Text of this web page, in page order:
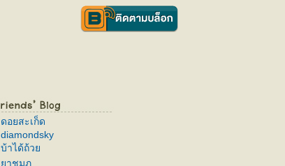
ดอยสะเก็ด
diamondsky
บ้าได้ถ้ว
าชมภู